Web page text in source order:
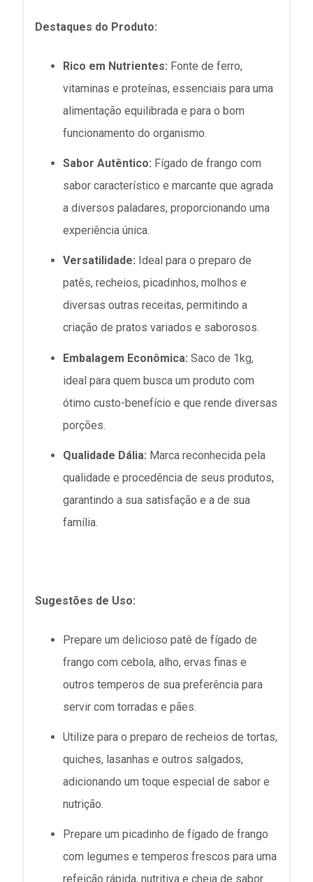
Destaques do Produto:
Rico em Nutrientes: Fonte de ferro,
vitaminas e proteínas, essenciais para uma
alimentação equilibrada e para o bom
funcionamento do organismo.
Sabor Autêntico: Fígado de frango com
sabor característico e marcante que agrada
a diversos paladares, proporcionando uma
experiência única.
Versatilidade: Ideal para o preparo de
patês, recheios, picadinhos, molhos e
diversas outras receitas, permitindo a
criação de pratos variados e saborosos.
Embalagem Econômica: Saco de 1kg,
ideal para quem busca um produto com
ótimo custo-benefício e que rende diversas
porções.
Qualidade Dália: Marca reconhecida pela
qualidade e procedência de seus produtos,
garantindo a sua satisfação e a de sua
família.
Sugestões de Uso:
Prepare um delicioso patê de fígado de
frango com cebola, alho, ervas finas e
outros temperos de sua preferência para
servir com torradas e pães.
Utilize para o preparo de recheios de tortas,
quiches, lasanhas e outros salgados,
adicionando um toque especial de sabor e
nutrição.
Prepare um picadinho de fígado de frango
com legumes e temperos frescos para uma
refeição rápida, nutritiva e cheia de sabor.